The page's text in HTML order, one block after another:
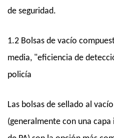
de seguridad.
1.2 Bolsas de vacío
media, "eficiencia de
policía
Las bolsas de sellado al
(generalmente con una